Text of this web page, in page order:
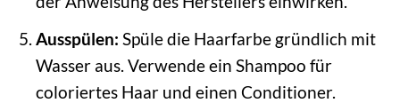
Ausspülen: Spüle die Haarfarbe gründlich mit
Wasser aus. Verwende ein Shampoo für
coloriertes Haar und einen Conditioner.